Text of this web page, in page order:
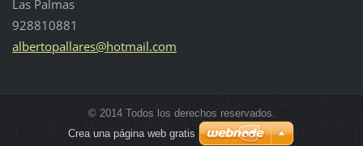
Las Palmas
928810881
albertopallares@hotmail.com
© 2014 Todos los derechos reservados.
Crea una página web gratis